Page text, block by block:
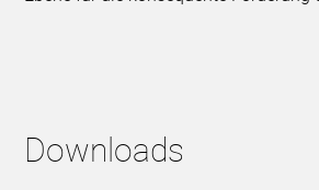
Downloads